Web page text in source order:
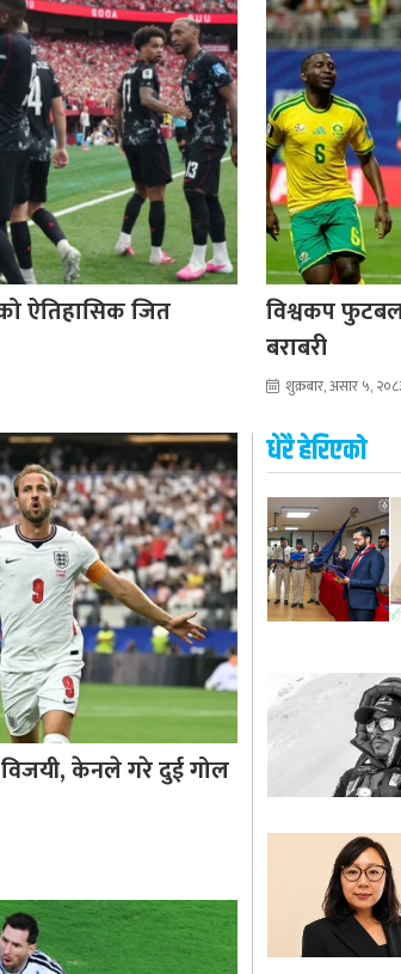
ऐतिहासिक जित
विश्वकप
बराबरी
शुक्रबार, असार ५,
विजयी, केनले गरे दुई गोल
धेरै हेरिएको